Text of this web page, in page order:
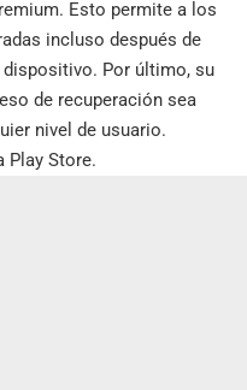
Esto permite a los
incluso después de
Por último, su
de recuperación sea
nivel de usuario.
Play Store.